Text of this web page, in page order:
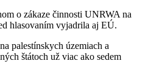
o zákaze činnosti UNRWA na
hlasovaním vyjadrila aj EÚ.
palestínskych územiach a
štátoch už viac ako sedem